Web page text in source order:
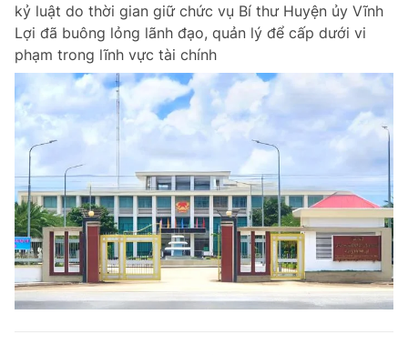
kỷ luật do thời gian giữ chức vụ Bí thư Huyện ủy Vĩnh
Lợi đã buông lỏng lãnh đạo, quản lý để cấp dưới vi
phạm trong lĩnh vực tài chính